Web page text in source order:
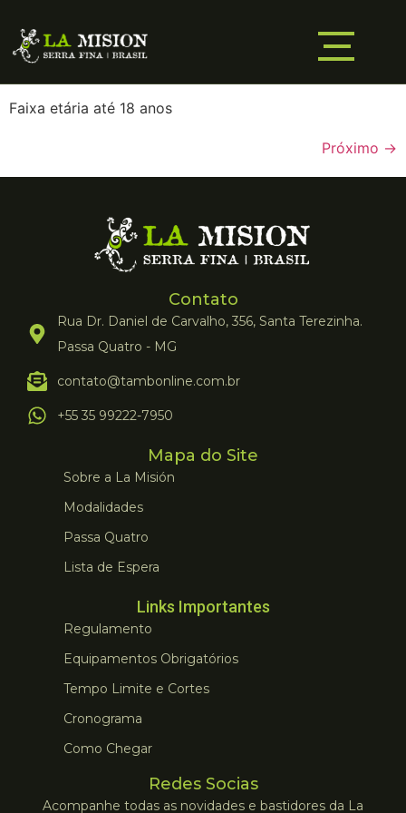
Faixa etária até 18 anos
Próximo →
Contato
Rua Dr. Daniel de Carvalho, 356, Santa Terezinha.
Passa Quatro - MG
contato@tambonline.com.br
+55 35 99222-7950
Mapa do Site
Sobre a La Misión
Modalidades
Passa Quatro
Lista de Espera
Links Importantes
Regulamento
Equipamentos Obrigatórios
Tempo Limite e Cortes
Cronograma
Como Chegar
Redes Socias
Acompanhe todas as novidades e bastidores da La